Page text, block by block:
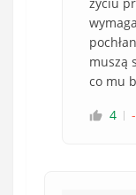
muszą
co mu
4